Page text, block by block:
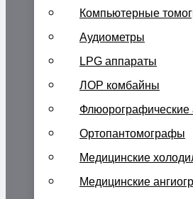
Компьютерные
Аудиометры
LPG аппараты
ЛОР комбайны
Флюорографические
Ортопантомографы
Медицинские
Медицинские